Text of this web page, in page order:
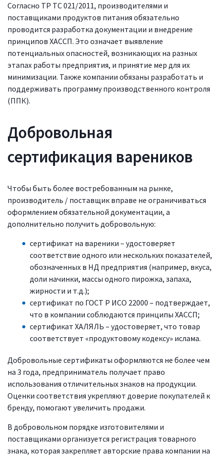
Согласно ТР ТС 021/2011, производителями и
поставщиками продуктов питания обязательно
проводится разработка документации и внедрение
принципов ХАССП. Это означает выявление
потенциальных опасностей, возникающих на разных
этапах работы предприятия, и принятие мер для их
минимизации. Также компании обязаны разработать и
поддерживать программу производственного контроля
(ППК).
Добровольная
сертификация вареников
Чтобы быть более востребованным на рынке,
производитель / поставщик вправе не ограничиваться
оформлением обязательной документации, а
дополнительно получить добровольную:
сертификат на вареники – удостоверяет
соответствие одного или нескольких показателей,
обозначенных в НД предприятия (например, вкуса,
доли начинки, массы одного пирожка, запаха,
жирности и т.д.);
сертификат по ГОСТ Р ИСО 22000 – подтверждает,
что в компании соблюдаются принципы ХАССП;
сертификат ХАЛЯЛЬ – удостоверяет, что товар
соответствует «продуктовому кодексу» ислама.
Добровольные сертификаты оформляются не более чем
на 3 года, предприниматель получает право
использования отличительных знаков на продукции.
Оценки соответствия укрепляют доверие покупателей к
бренду, помогают увеличить продажи.
В добровольном порядке изготовителями и
поставщиками организуется регистрация товарного
знака, которая закрепляет авторские права компании на